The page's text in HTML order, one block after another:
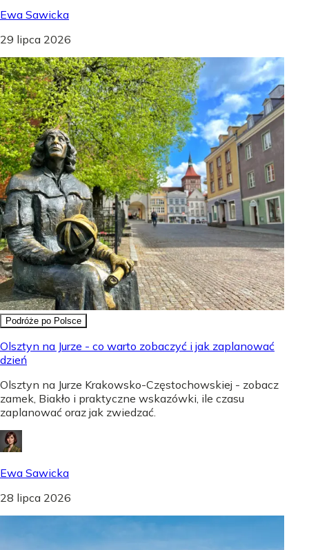
Ewa Sawicka
29 lipca 2026
Podróże po Polsce
Olsztyn na Jurze - co warto zobaczyć i jak zaplanować
dzień
Olsztyn na Jurze Krakowsko-Częstochowskiej - zobacz
zamek, Biakło i praktyczne wskazówki, ile czasu
zaplanować oraz jak zwiedzać.
Ewa Sawicka
28 lipca 2026